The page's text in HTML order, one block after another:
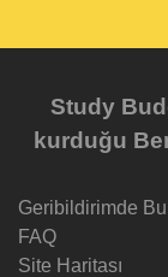
Study
kurduğu
Geribildirimde
FAQ
Site Haritası